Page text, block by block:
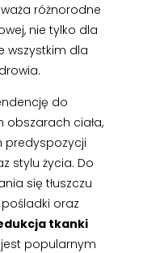
różnorodne
nie tylko dla
wszystkim dla
do
obszarach ciała,
predyspozycji
stylu życia. Do
się tłuszczu
oraz
tkanki
popularnym